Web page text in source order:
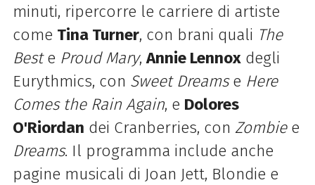
minuti, ripercorre le carriere di artiste
come Tina Turner, con brani quali The
Beste Proud Mary,Annie Lennoxdegli
Eurythmics, con Sweet Dreamse Here
Comes the Rain Again, e Dolores
O'Riordan dei Cranberries, con Zombiee
Dreams. Il programma include anche
pagine musicali di Joan Jett, Blondie e